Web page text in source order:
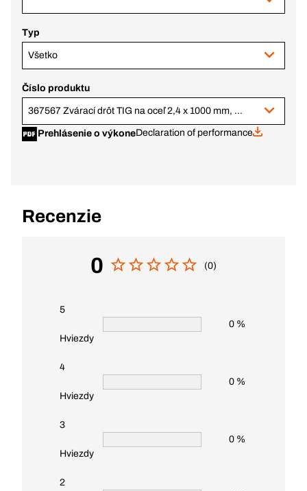
Typ
Všetko
Číslo produktu
367567 Zvárací drôt TIG na oceľ 2,4 x 1000 mm, 5 kg
Prehlásenie o výkoneDeclaration of performance
Recenzie
0 (0)
5
Hviezdy
0 %
4
Hviezdy
0 %
3
Hviezdy
0 %
2